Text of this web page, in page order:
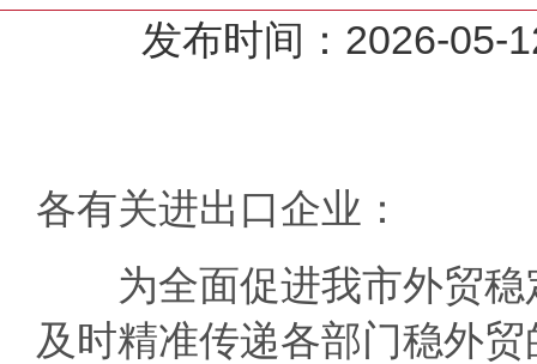
发布时间：2026-
各有关进出口企业：
为全面促进我市外贸稳
及时精准传递各部门稳外